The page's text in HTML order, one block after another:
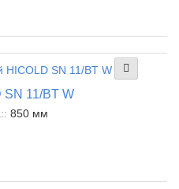
11/BT W
850 мм